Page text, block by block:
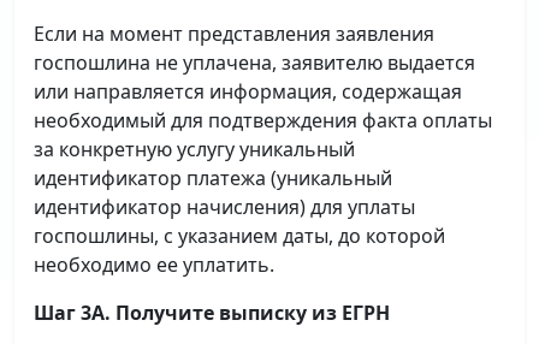
Если на момент представления заявления
госпошлина не уплачена, заявителю выдается
или направляется информация, содержащая
необходимый для подтверждения факта оплаты
за конкретную услугу уникальный
идентификатор платежа (уникальный
идентификатор начисления) для уплаты
госпошлины, с указанием даты, до которой
необходимо ее уплатить.
Шаг 3А. Получите выписку из ЕГРН